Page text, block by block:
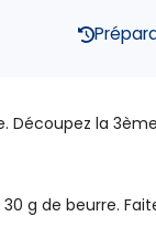
Découpez la
g de beurre.